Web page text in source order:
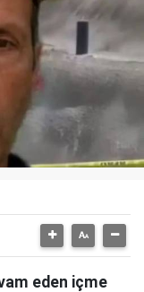
eden içme